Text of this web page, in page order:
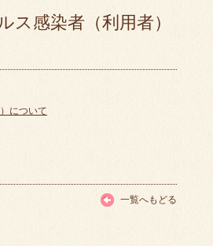
感染者（利用者）
について
一覧へもどる